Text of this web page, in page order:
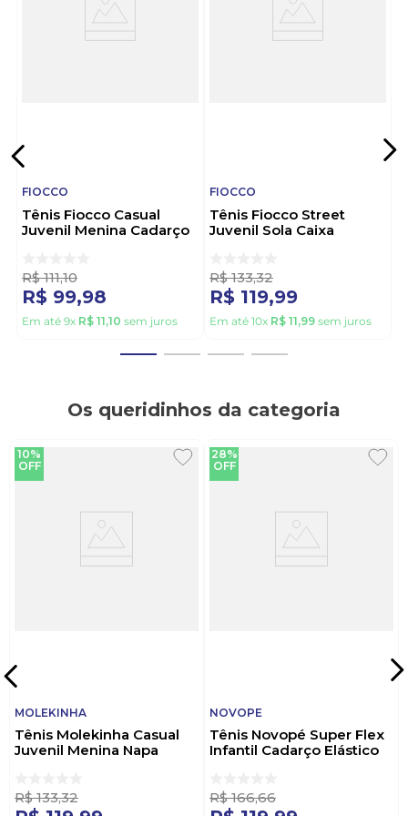
A Fiocco é uma marca brasileira com mais de 20
anos de mercado, conhecida por criar calçados
modernos e acessíveis para o público jovem.
FIOCCO
Tênis Fiocco Casual
Juvenil Menina Cadarço
R$ 111,10
R$ 99,98
Em até 9x R$ 11,10 sem juros
FIOCCO
Tênis Fiocco Street
Juvenil Sola Caixa
R$ 133,32
R$ 119,99
Em até 10x R$ 11,99 sem juros
Os queridinhos da categoria
10%
OFF
MOLEKINHA
Tênis Molekinha Casual
Juvenil Menina Napa
R$ 133,32
28%
OFF
NOVOPE
Tênis Novopé Super Flex
Infantil Cadarço Elástico
R$ 166,66